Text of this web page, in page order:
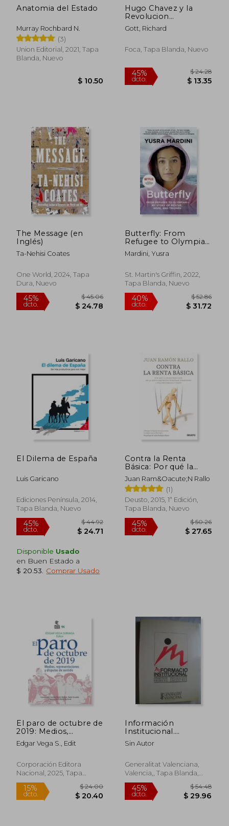
$ 30.95 dcto.
Anatomia del Estado
Murray Rochbard N.
(3)
Union Editorial, 2021, Tapa
Blanda, Nuevo
Hugo Chavez y la
Revolucion
Bolivariana
Gott, Richard
Foca, Tapa Blanda, Nuevo
The Message (en
Inglés)
Ta-Nehisi Coates
One World, 2024, Tapa
Dura, Nuevo
Butterfly: From
Refugee to Olympian
- my Story of Rescue,
Hope, and Triumph
Mardini, Yusra
St. Martin's Griffin, 2022,
Tapa Blanda, Nuevo
El Dilema de España
Luis Garicano
Ediciones Península, 2014,
Tapa Blanda, Nuevo
Disponible Usado
en Buen Estado a
$ 20.53
Comprar Usado
Contra la Renta
Básica: Por qué la
Redistribución de la
Renta Restringe
Nuestras Libertades y
nos Empobrece a
Todos (Sin Colección)
Juan Ram&Oacute;N Rallo
(1)
Deusto, 2015, 1ª Edición,
Tapa Blanda, Nuevo
El paro de octubre de
2019: Medios,
representaciones y
disputas de sentido
Edgar Vega S., Edit
Corporación Editora
Nacional, 2025, Tapa
Blanda, Nuevo
Información
Institucional.
Primeros Encuentros
Sin Autor
Generalitat Valenciana,
Valencia,, Tapa Blanda,
Usado